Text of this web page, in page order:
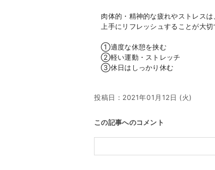
肉体的・精神的な疲れやストレスは
上手にリフレッシュすることが大切
①適度な休憩を挟む
②軽い運動・ストレッチ
③休日はしっかり休む
投稿日： 2021年01月12日 (火)
この記事へのコメント